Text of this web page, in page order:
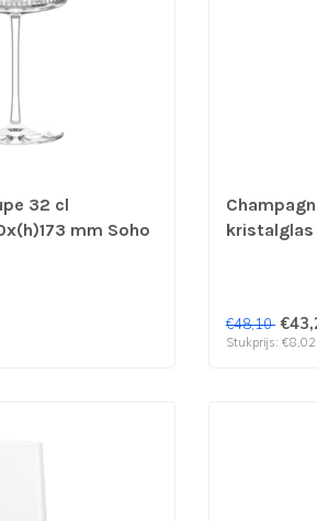
32 cl
mm Soho
kristalglas
€48,10
Stukprijs: